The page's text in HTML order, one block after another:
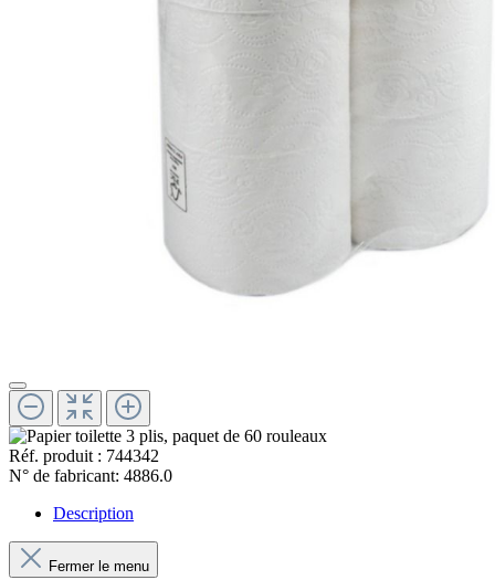
Réf. produit : 744342
N° de fabricant: 4886.0
Description
Fermer le menu